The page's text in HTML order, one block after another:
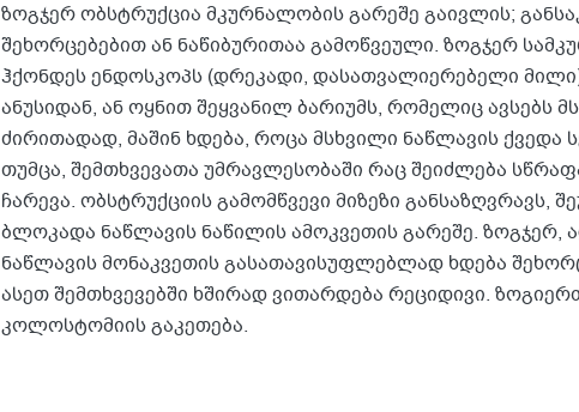
ზოგჯერ ობსტრუქცია მკურნალობის გარეშე გაივლის;
შეხორცებებით ან ნაწიბურითაა გამოწვეული. ზოგჯერ
ჰქონდეს ენდოსკოპს (დრეკადი, დასათვალიერებელი
ანუსიდან, ან ოყნით შეყვანილ ბარიუმს, რომელიც ავსებს
ძირითადად, მაშინ ხდება, როცა მსხვილი ნაწლავის ქვედა
თუმცა, შემთხვევათა უმრავლესობაში რაც შეიძლება
ჩარევა. ობსტრუქციის გამომწვევი მიზეზი განსაზღვრავს,
ბლოკადა ნაწლავის ნაწილის ამოკვეთის გარეშე. ზოგჯერ,
ნაწლავის მონაკვეთის გასათავისუფლებლად ხდება
ასეთ შემთხვევებში ხშირად ვითარდება რეციდივი.
კოლოსტომიის გაკეთება.